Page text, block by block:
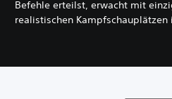
Befehle erteilst, erwacht mit
realistischen